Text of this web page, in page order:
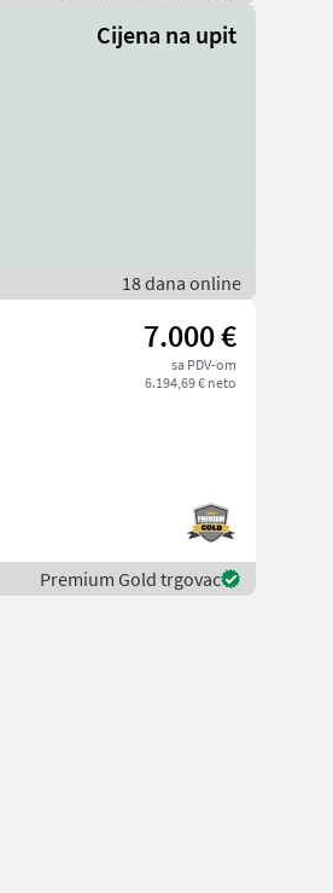
Cijena na upit
18 dana online
7.000 €
sa PDV-om
6.194,69 € neto
Premium Gold trgovac